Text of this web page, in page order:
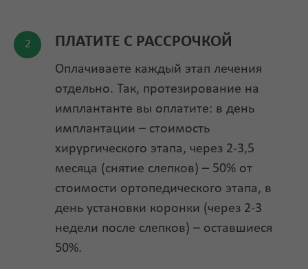
ПЛАТИТЕ С РАССРОЧКОЙ
Оплачиваете каждый этап лечения
отдельно. Так, протезирование на
имплантанте вы оплатите: в день
имплантации – стоимость
хирургического этапа, через 2-3,5
месяца (снятие слепков) – 50% от
стоимости ортопедического этапа, в
день установки коронки (через 2-3
недели после слепков) – оставшиеся
50%.